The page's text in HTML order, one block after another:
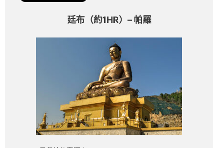
廷布（約1HR）– 帕羅